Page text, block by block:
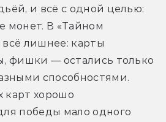
и всё с одной целью:
монет. В «Тайном
всё лишнее: карты
фишки — остались только
способностями.
карт хорошо
победы мало одного